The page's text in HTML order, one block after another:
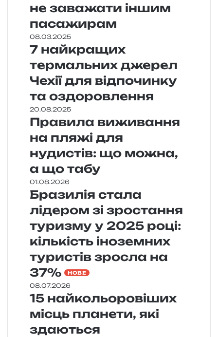
не заважати іншим
пасажирам
08.03.2025
7 найкращих
термальних джерел
Чехії для відпочинку
та оздоровлення
20.08.2025
Правила виживання
на пляжі для
нудистів: що можна,
а що табу
01.08.2026
Бразилія стала
лідером зі зростання
туризму у 2025 році:
кількість іноземних
туристів зросла на
37%
НОВЕ
08.07.2026
15 найкольоровіших
місць планети, які
здаються